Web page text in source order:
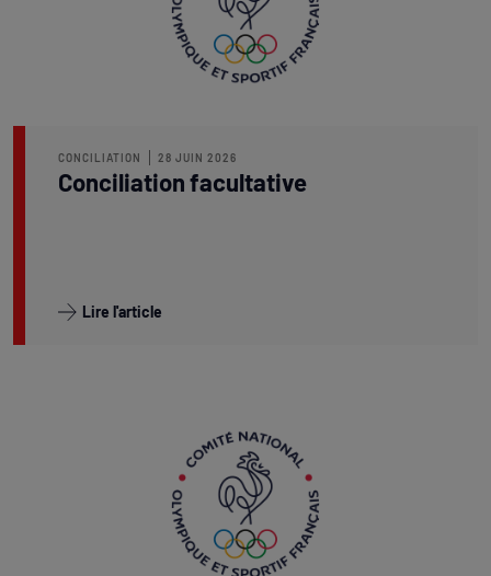
Conciliation facultative
CONCILIATION 28 JUIN 2026
Lire l'article